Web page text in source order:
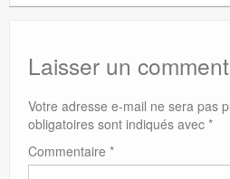
Laisser un
Votre adresse e-mail ne sera pas
obligatoires sont indiqués avec *
Commentaire *